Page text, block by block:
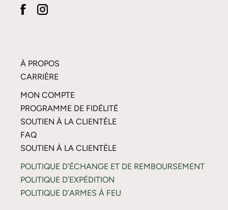
À PROPOS
CARRIÈRE
MON COMPTE
PROGRAMME DE FIDÉLITÉ
SOUTIEN À LA CLIENTÈLE
FAQ
SOUTIEN À LA CLIENTÈLE
POLITIQUE D’ÉCHANGE ET DE REMBOURSEMENT
POLITIQUE D’EXPÉDITION
POLITIQUE D’ARMES À FEU